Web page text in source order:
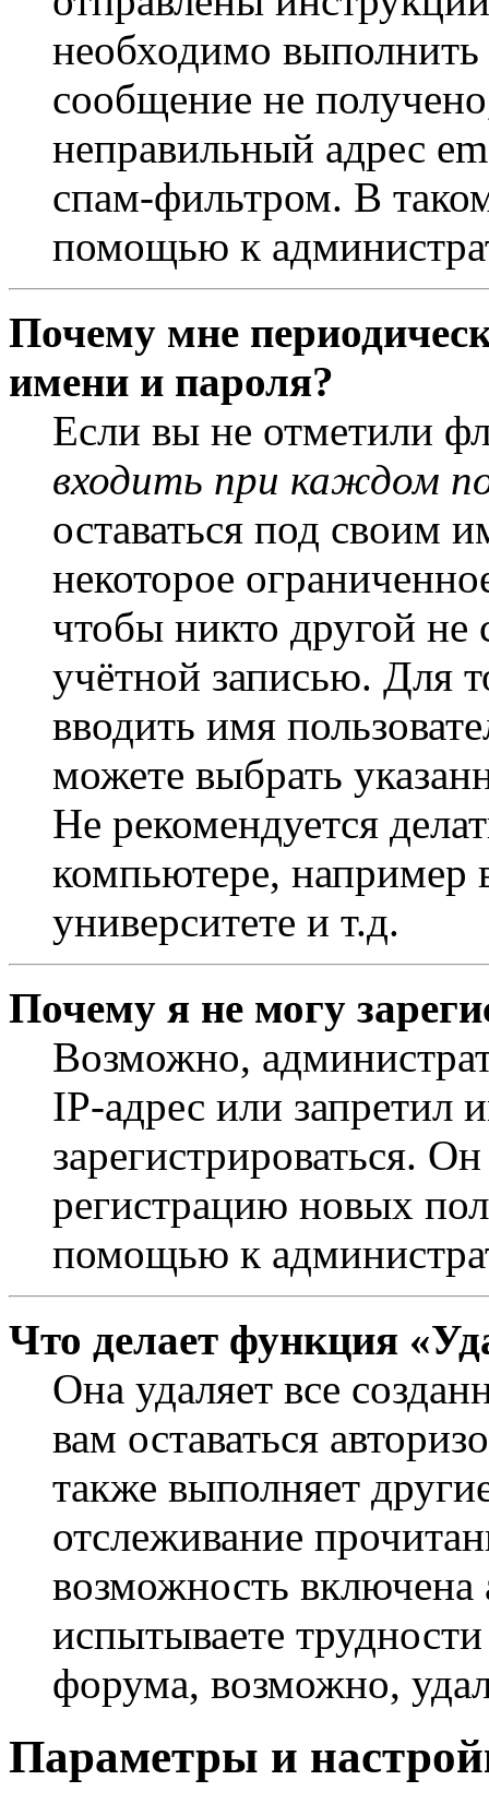
необходимо
сообщение не
неправильный адрес
спам-фильтром. В
помощью к
Почему мне
имени и пароля?
Если вы не отметили
входить при каждом
оставаться под своим
некоторое
чтобы никто другой не
учётной записью. Для
вводить имя
можете выбрать
Не рекомендуется
компьютере, например
университете и т.д.
Почему я не могу
Возможно,
IP-адрес или запретил
зарегистрироваться.
регистрацию новых
помощью к
Что делает функция
Она удаляет все
вам оставаться
также выполняет
отслеживание
возможность
испытываете
форума, возможно,
Параметры и